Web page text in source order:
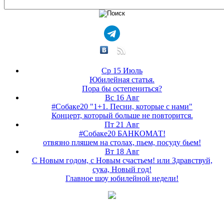
Ср 15 Июль
Юбилейная статья.
Пора бы остепениться?
Вс 16 Авг
#Собаке20 "1+1. Песни, которые с нами"
Концерт, который больше не повторится.
Пт 21 Авг
#Собаке20 БАНКОМАТ!
отвязно пляшем на столах, пьем, посуду бьем!
Вт 18 Авг
С Новым годом, с Новым счастьем! или Здравствуй,
сука, Новый год!
Главное шоу юбилейной недели!